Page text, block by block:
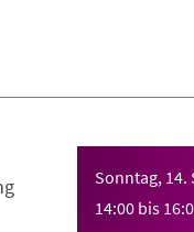
Sonntag, 14.
14:00 bis